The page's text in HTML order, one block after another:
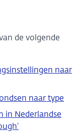
de volgende
naar
naar type
in Nederlandse